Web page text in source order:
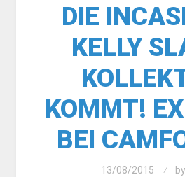
DIE
KELLY
KOMMT!
BEI
13/08/2015 by